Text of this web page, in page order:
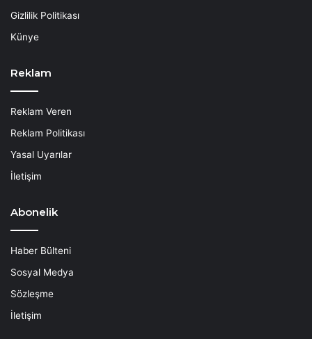
Gizlilik Politikası
Künye
Reklam
Reklam Veren
Reklam Politikası
Yasal Uyarılar
İletişim
Abonelik
Haber Bülteni
Sosyal Medya
Sözleşme
İletişim